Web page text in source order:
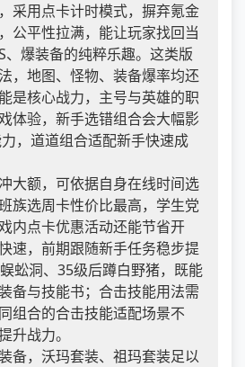
采用点卡计时模式，摒弃氪金
公平性拉满，能让玩家找回当
、爆装备的纯粹乐趣。这类版
，地图、怪物、装备爆率均还
是核心战力，主号与英雄的职
体验，新手选错组合会大幅影
，道道组合适配新手快速成
大额，可依据自身在线时间选
族选周卡性价比最高，学生党
内点卡优惠活动还能节省开
速，前期跟随新手任务稳步提
蚣洞、35级后蹲白野猪，既能
备与技能书；合击技能用法需
组合的合击技能适配场景不
升战力。
备，沃玛套装、祖玛套装足以